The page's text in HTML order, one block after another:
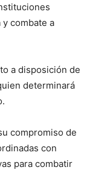
combate a
a disposición de
determinará
compromiso de
con
para combatir